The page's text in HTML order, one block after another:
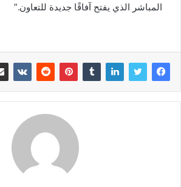
المباشر الذي يفتح آفاقًا جديدة للتعاون.”